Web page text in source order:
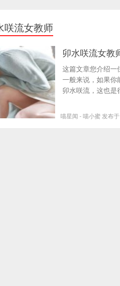
咲流女教师
卯水咲流女教
这篇文章您介绍一
一般来说，如果你
卯水咲流，这也
喵星闻 - 喵小蜜 发布